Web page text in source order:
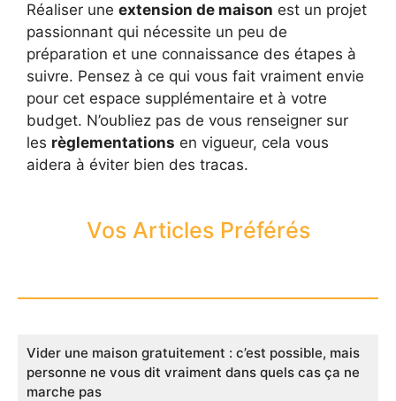
Réaliser une extension de maison est un projet
passionnant qui nécessite un peu de
préparation et une connaissance des étapes à
suivre. Pensez à ce qui vous fait vraiment envie
pour cet espace supplémentaire et à votre
budget. N’oubliez pas de vous renseigner sur
les règlementations en vigueur, cela vous
aidera à éviter bien des tracas.
Vos Articles Préférés
Vider une maison gratuitement : c’est possible, mais
personne ne vous dit vraiment dans quels cas ça ne
marche pas